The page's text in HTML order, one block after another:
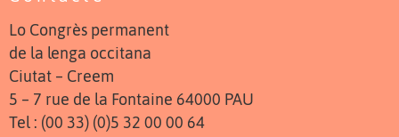
Lo Congrès permanent
de la lenga occitana
Ciutat – Creem
5 – 7 rue de la Fontaine 64000 PAU
Tel : (00 33) (0)5 32 00 00 64